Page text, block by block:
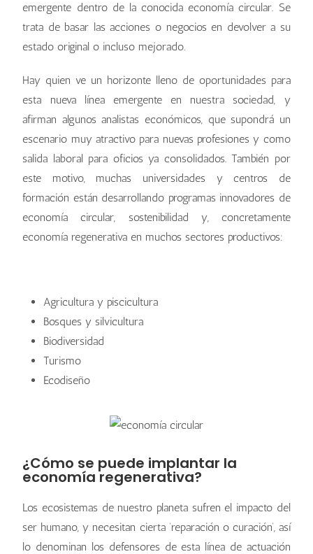
emergente dentro de la conocida economía circular. Se
trata de basar las acciones o negocios en devolver a su
estado original o incluso mejorado.
Hay quien ve un horizonte lleno de oportunidades para
esta nueva línea emergente en nuestra sociedad, y
afirman algunos analistas económicos, que supondrá un
escenario muy atractivo para nuevas profesiones y como
salida laboral para oficios ya consolidados. También por
este motivo, muchas universidades y centros de
formación están desarrollando programas innovadores de
economía circular, sostenibilidad y, concretamente
economía regenerativa en muchos sectores productivos:
Agricultura y piscicultura
Bosques y silvicultura
Biodiversidad
Turismo
Ecodiseño
¿Cómo se puede implantar la
economía regenerativa?
Los ecosistemas de nuestro planeta sufren el impacto del
ser humano, y necesitan cierta ‘reparación o curación’, así
lo denominan los defensores de esta línea de actuación